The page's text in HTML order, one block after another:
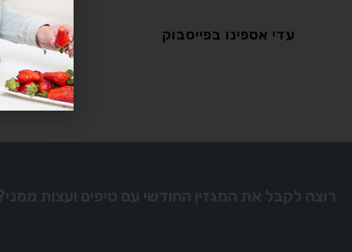
עדי אספינו בפייסבוק
רוצה לקבל את המגזין החודשי עם טיפים ועצות